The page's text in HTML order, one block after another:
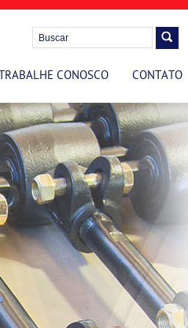
TRABALHE CONOSCO CONTATO